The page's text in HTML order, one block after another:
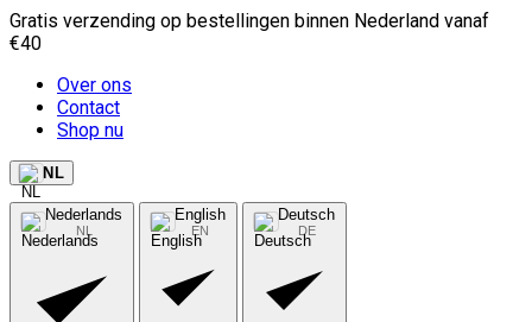
Gratis verzending op bestellingen binnen Nederland vanaf
€40
Over ons
Contact
Shop nu
NL
Nederlands
NL
English
EN
Deutsch
DE